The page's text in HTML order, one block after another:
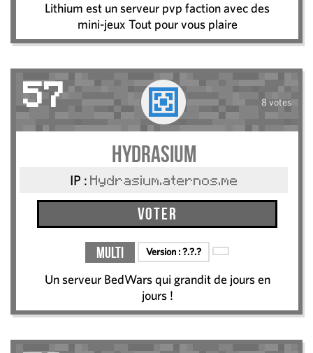
Lithium est un serveur pvp faction avec des
mini-jeux Tout pour vous plaire
57 8 votes
Hydrasium
IP : Hydrasium.aternos.me
Voter
Multi Version :?.?.?
Un serveur BedWars qui grandit de jours en
jours !